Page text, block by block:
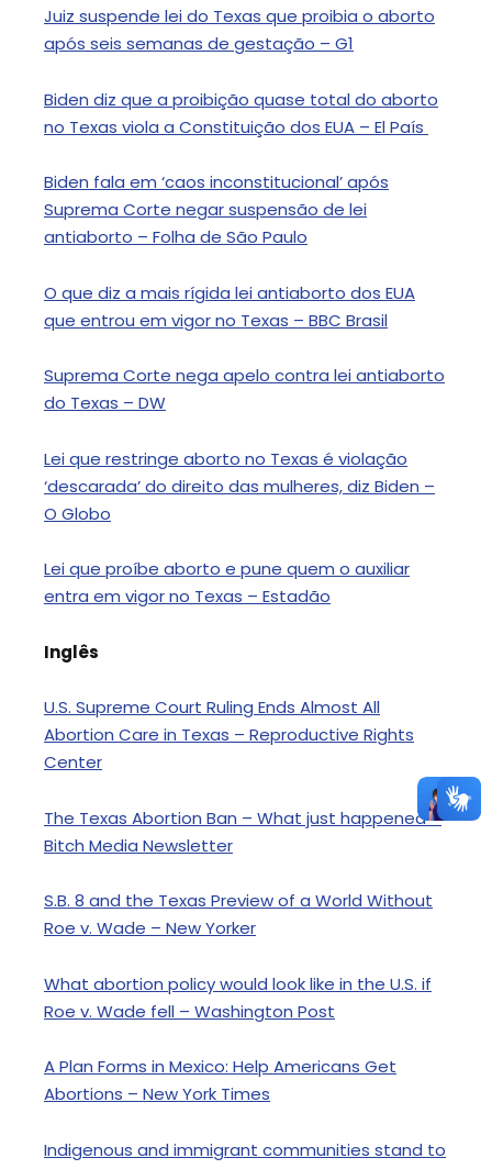
Juiz suspende lei do Texas que proibia o aborto
após seis semanas de gestação – G1
​​Biden diz que a proibição quase total do aborto
no Texas viola a Constituição dos EUA – El País
Biden fala em ‘caos inconstitucional’ após
Suprema Corte negar suspensão de lei
antiaborto – Folha de São Paulo
O que diz a mais rígida lei antiaborto dos EUA
que entrou em vigor no Texas – BBC Brasil
Suprema Corte nega apelo contra lei antiaborto
do Texas – DW
Lei que restringe aborto no Texas é violação
‘descarada’ do direito das mulheres, diz Biden –
O Globo
Lei que proíbe aborto e pune quem o auxiliar
entra em vigor no Texas – Estadão
Inglês
U.S. Supreme Court Ruling Ends Almost All
Abortion Care in Texas – Reproductive Rights
Center
The Texas Abortion Ban – What just happened –
Bitch Media Newsletter
S.B. 8 and the Texas Preview of a World Without
Roe v. Wade – New Yorker
What abortion policy would look like in the U.S. if
Roe v. Wade fell – Washington Post
A Plan Forms in Mexico: Help Americans Get
Abortions – New York Times
Indigenous and immigrant communities stand to